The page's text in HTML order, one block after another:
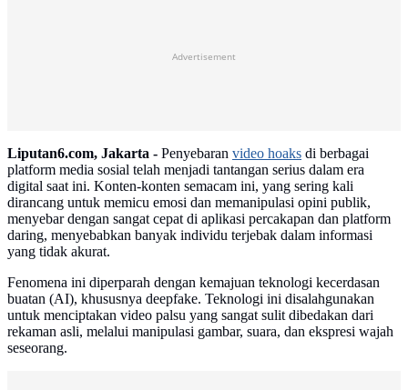
Advertisement
Liputan6.com, Jakarta - Penyebaran video hoaks di berbagai
platform media sosial telah menjadi tantangan serius dalam era
digital saat ini. Konten-konten semacam ini, yang sering kali
dirancang untuk memicu emosi dan memanipulasi opini publik,
menyebar dengan sangat cepat di aplikasi percakapan dan platform
daring, menyebabkan banyak individu terjebak dalam informasi
yang tidak akurat.
Fenomena ini diperparah dengan kemajuan teknologi kecerdasan
buatan (AI), khususnya deepfake. Teknologi ini disalahgunakan
untuk menciptakan video palsu yang sangat sulit dibedakan dari
rekaman asli, melalui manipulasi gambar, suara, dan ekspresi wajah
seseorang.